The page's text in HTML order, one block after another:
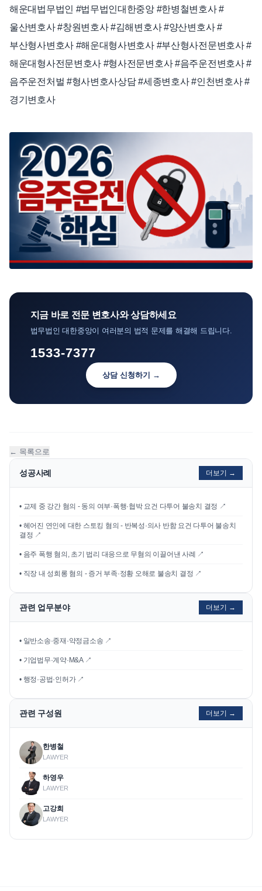
해운대법무법인 #법무법인대한중앙 #한병철변호사 #
울산변호사 #창원변호사 #김해변호사 #양산변호사 #
부산형사변호사 #해운대형사변호사 #부산형사전문변호사 #
해운대형사전문변호사 #형사전문변호사 #음주운전변호사 #
음주운전처벌 #형사변호사상담 #세종변호사 #인천변호사 #
경기변호사
지금 바로 전문 변호사와 상담하세요
법무법인 대한중앙이 여러분의 법적 문제를 해결해 드립니다.
1533-7377
상담 신청하기 →
← 목록으로
성공사례 더보기 →
• 교제 중 강간 혐의 - 동의 여부·폭행·협박 요건 다투어 불송치 결정 ↗
• 헤어진 연인에 대한 스토킹 혐의 - 반복성·의사 반함 요건 다투어 불송치
결정 ↗
• 음주 폭행 혐의, 초기 법리 대응으로 무혐의 이끌어낸 사례 ↗
• 직장 내 성희롱 혐의 - 증거 부족·정황 오해로 불송치 결정 ↗
관련 업무분야 더보기 →
• 일반소송·중재·약정금소송 ↗
• 기업법무·계약·M&A ↗
• 행정·공법·인허가 ↗
관련 구성원 더보기 →
한병철
LAWYER
하영우
LAWYER
고강희
LAWYER